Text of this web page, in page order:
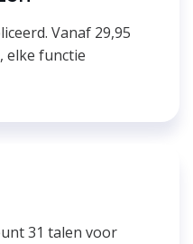
Vanaf 29,95
elke functie
31 talen voor